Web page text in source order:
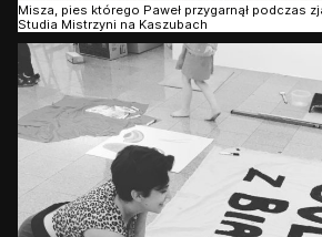
Misza, pies którego Paweł przygarnął podczas
Studia Mistrzyni na Kaszubach